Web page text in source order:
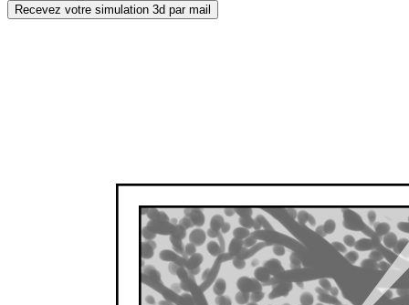
Recevez votre simulation 3d par mail